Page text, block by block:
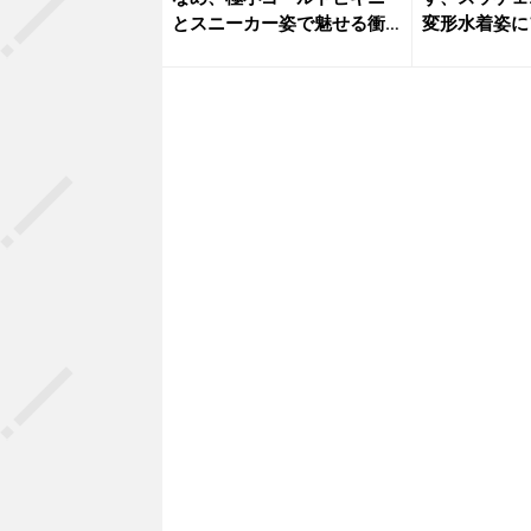
とスニーカー姿で魅せる衝
変形水着姿